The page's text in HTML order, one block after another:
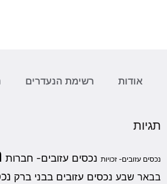
אודות רשימת הנעדרים
תגיות
נכסים עזובים- זכויות נכסים עזובים- חברות
בבאר שבע נכסים עזובים בבני ברק